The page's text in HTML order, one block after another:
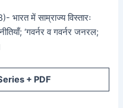
में साम्राज्य विस्तारः
‘गवर्नर व गवर्नर जनरल;
+ PDF